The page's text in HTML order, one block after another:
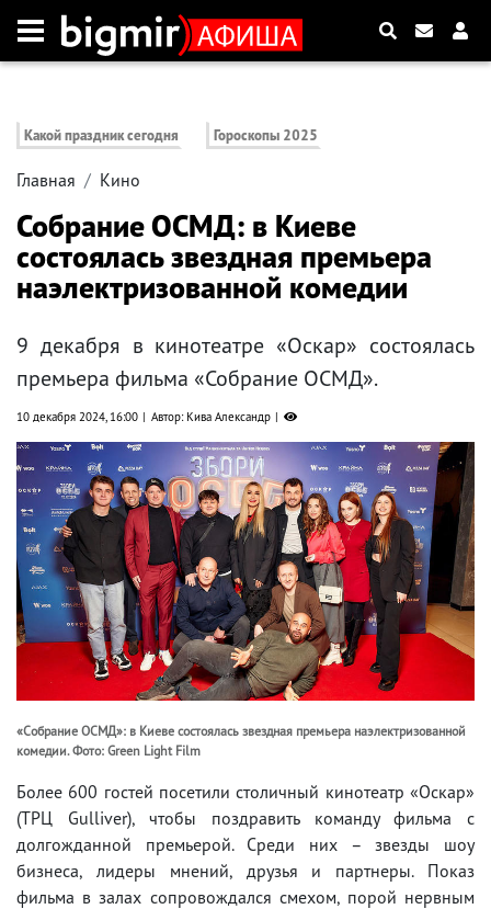
Какой праздник сегодня Гороскопы 2025
Главная Кино
Собрание ОСМД: в Киеве
состоялась звездная премьера
наэлектризованной комедии
9 декабря в кинотеатре «Оскар» состоялась
премьера фильма «Собрание ОСМД».
10 декабря 2024, 16:00 Автор: Кива Александр
«Собрание ОСМД»: в Киеве состоялась звездная премьера наэлектризованной
комедии. Фото: Green Light Film
Более 600 гостей посетили столичный кинотеатр «Оскар»
(ТРЦ Gulliver), чтобы поздравить команду фильма с
долгожданной премьерой. Среди них – звезды шоу
бизнеса, лидеры мнений, друзья и партнеры. Показ
фильма в залах сопровождался смехом, порой нервным